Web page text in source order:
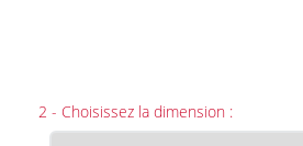
2 - Choisissez la dimension :